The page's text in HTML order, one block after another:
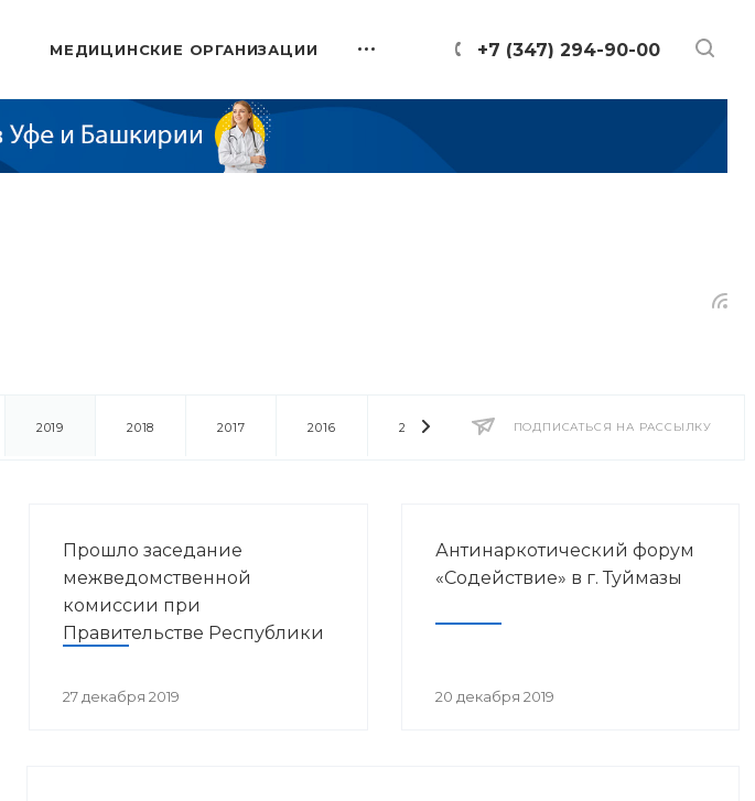
+7 (347) 294-90-00
МЕДИЦИНСКИЕ ОРГАНИЗАЦИИ
ПОДПИСАТЬСЯ НА РАССЫЛКУ
2019 2018 2017 2016 2014 2013 2012 2011
Прошло заседание
межведомственной
комиссии при
Правительстве Республики
предупреждения
27 декабря 2019
Антинаркотический форум
«Содействие» в г. Туймазы
20 декабря 2019